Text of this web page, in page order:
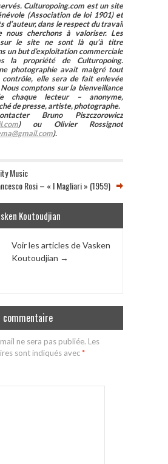
Culturopoing.com est un site
(Association de loi 1901) et
d’auteur, dans le respect du travail
nous cherchons à valoriser. Les
sur le site ne sont là qu’à titre
un but d’exploitation commerciale
la propriété de Culturopoing.
photographie avait malgré tout
contrôle, elle sera de fait enlevée
comptons sur la bienveillance
chaque lecteur – anonyme,
de presse, artiste, photographe.
Bruno Piszczorowicz
) ou Olivier Rossignot
).
Music
Rosi – « I Magliari » (1959)
Koutoudjian
Voir les articles de Vasken
Koutoudjian →
commentaire
ne sera pas publiée. Les
sont indiqués avec*